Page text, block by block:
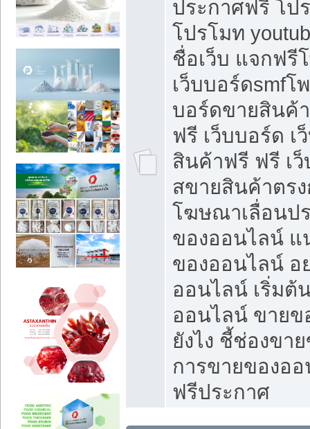
ประกาศฟรี โป
โปรโมท
ชื่อเว็บ แจกฟรี
เว็บบอร์ดsmfโ
บอร์ดขายสินค้
ฟรี เว็บบอร์ด เ
สินค้าฟรี ฟรี เ
สขายสินค้าตร
โฆษณาเลื่อนป
ของออนไลน์ แ
ของออนไลน์ อ
ออนไลน์ เริ่มต้
ออนไลน์ ขายข
ยังไง ชี้ช่องขา
การขายของออ
ฟรีประกาศ